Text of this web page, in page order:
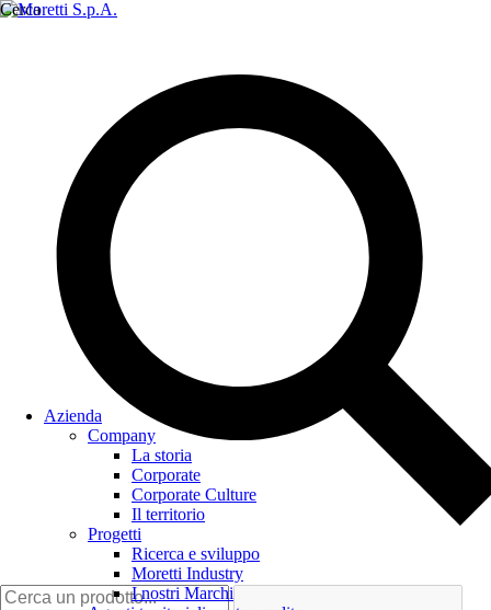
Cerca
Azienda
Company
La storia
Corporate
Corporate Culture
Il territorio
Progetti
Ricerca e sviluppo
Moretti Industry
I nostri Marchi